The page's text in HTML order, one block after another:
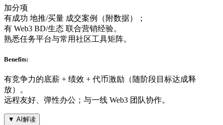
加分项
有成功 地推/买量 成交案例（附数据）；
有 Web3 BD/生态 联合营销经验。
熟悉任务平台与常用社区工具矩阵。
Benefits:
有竞争力的底薪 + 绩效 + 代币激励（随阶段目标达成释
放）。
远程友好、弹性办公；与一线 Web3 团队协作。
▼ AI解读